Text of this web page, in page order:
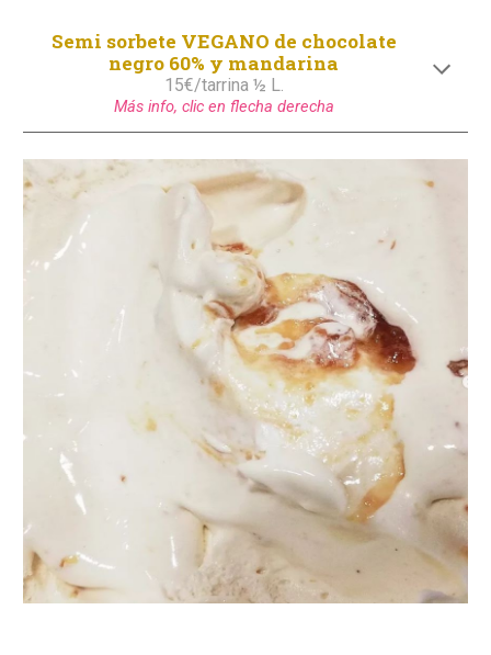
Semi sorbete VEGANO de chocolate
negro 60% y mandarina
1 5€/tarrina ½ L.
Más info, clic en flecha derecha